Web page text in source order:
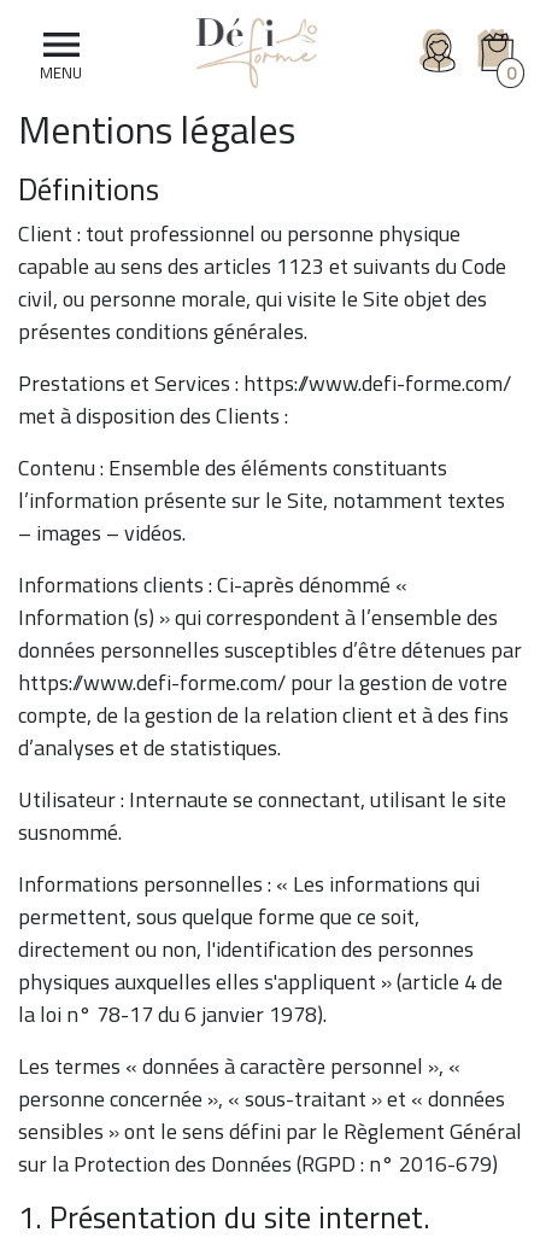

MENU 0
Mentions légales
Définitions
Client : tout professionnel ou personne physique
capable au sens des articles 1123 et suivants du Code
civil, ou personne morale, qui visite le Site objet des
présentes conditions générales.
Prestations et Services : https://www.defi-forme.com/
met à disposition des Clients :
Contenu : Ensemble des éléments constituants
l’information présente sur le Site, notamment textes
– images – vidéos.
Informations clients : Ci-après dénommé «
Information (s) » qui correspondent à l’ensemble des
données personnelles susceptibles d’être détenues par
https://www.defi-forme.com/ pour la gestion de votre
compte, de la gestion de la relation client et à des fins
d’analyses et de statistiques.
Utilisateur : Internaute se connectant, utilisant le site
susnommé.
Informations personnelles : « Les informations qui
permettent, sous quelque forme que ce soit,
directement ou non, l'identification des personnes
physiques auxquelles elles s'appliquent » (article 4 de
la loi n° 78-17 du 6 janvier 1978).
Les termes « données à caractère personnel », «
personne concernée », « sous-traitant » et « données
sensibles » ont le sens défini par le Règlement Général
sur la Protection des Données (RGPD : n° 2016-679)
1. Présentation du site internet.